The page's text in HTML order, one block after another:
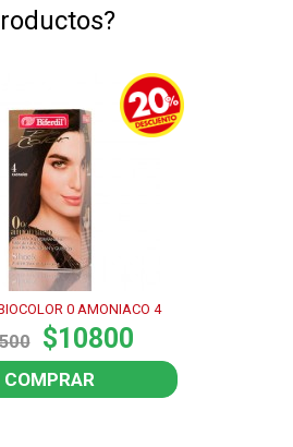
0 AMONIACO 4
$10800
COMPRAR